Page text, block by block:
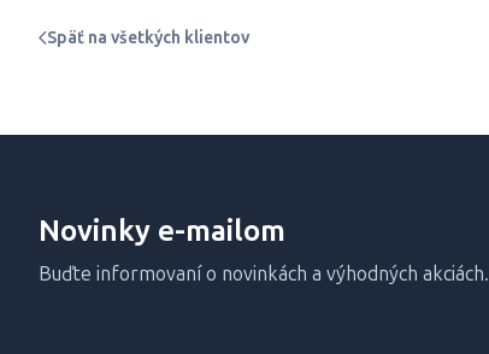
Späť na všetkých klientov
Novinky e-mailom
Buďte informovaní o novinkách a výhodných akciách.